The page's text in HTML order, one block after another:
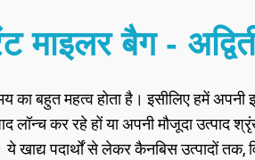
माइलर बैग -
का बहुत महत्व होता है। इसीलिए हमें अपनी
लॉन्च कर रहे हों या अपनी मौजूदा
खाद्य पदार्थों से लेकर कैनबिस उत्पादों